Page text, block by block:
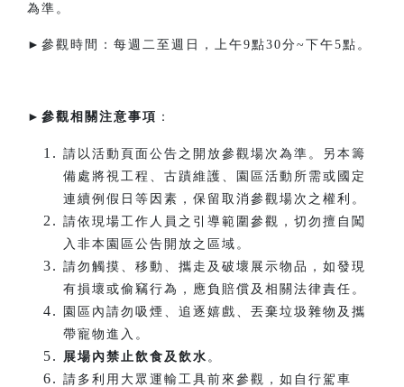
為準。
►參觀時間：每週二至週日，上午9點30分~下午5點。​
► 參觀相關注意事項 ：
請以活動頁面公告之開放參觀場次為準。另本籌
備處將視工程、古蹟維護、園區活動所需或國定
連續例假日等因素，保留取消參觀場次之權利。
請依現場工作人員之引導範圍參觀，切勿擅自闖
入非本園區公告開放之區域。
請勿觸摸、移動、攜走及破壞展示物品，如發現
有損壞或偷竊行為，應負賠償及相關法律責任。
園區內請勿吸煙、追逐嬉戲、丟棄垃圾雜物及攜
帶寵物進入。
展場內禁止飲食及飲水 。
請多利用大眾運輸工具前來參觀，如自行駕車